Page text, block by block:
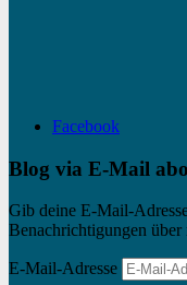
Facebook
Blog via E-Mail
Gib deine E-Mail-
Benachrichtigungen
E-Mail-Adresse